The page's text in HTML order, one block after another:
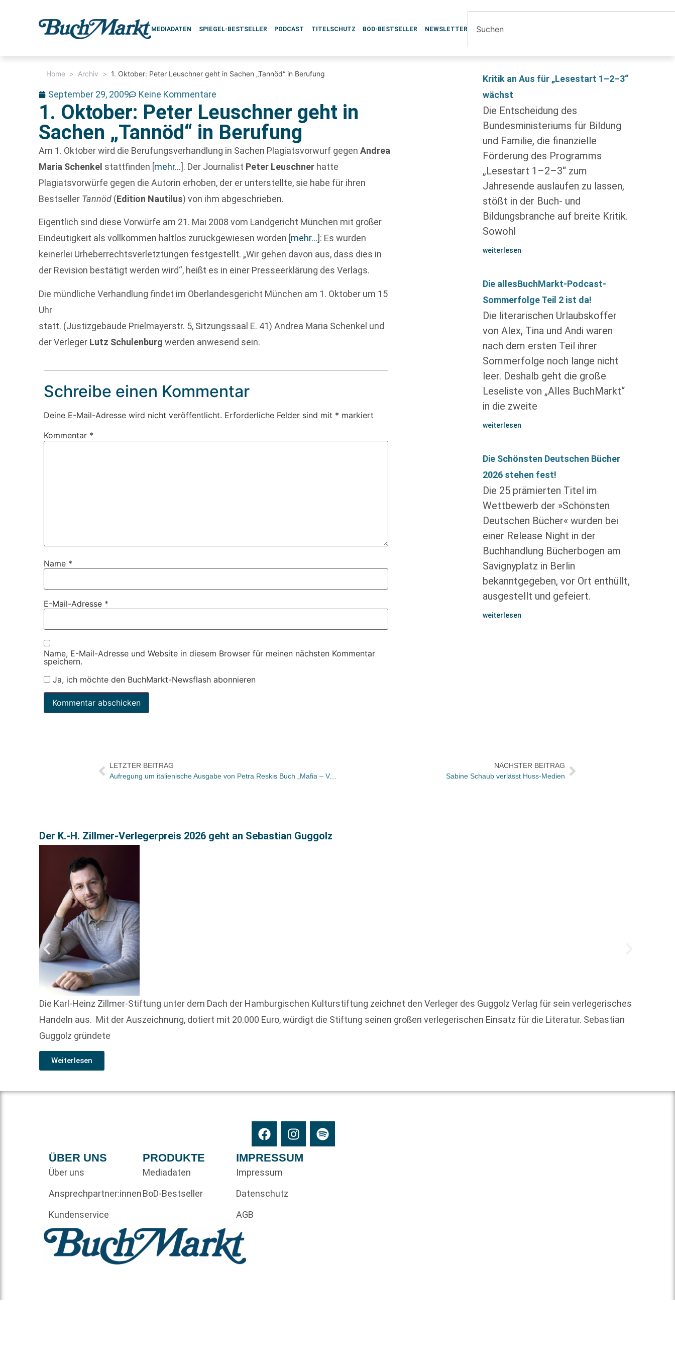
MEDIADATEN SPIEGEL-BESTSELLER PODCAST TITELSCHUTZ BOD-BESTSELLER NEWSLETTER
Home > Archiv > 1. Oktober: Peter Leuschner geht in Sachen „Tannöd“ in Berufung
September 29, 2009 Keine Kommentare
1. Oktober: Peter Leuschner geht in
Sachen „Tannöd“ in Berufung
Am 1. Oktober wird die Berufungsverhandlung in Sachen Plagiatsvorwurf gegenAndrea
Maria Schenkel stattfinden [mehr…]. Der Journalist Peter Leuschner hatte
Plagiatsvorwürfe gegen die Autorin erhoben, der er unterstellte, sie habe für ihren
Bestseller Tannöd (Edition Nautilus) von ihm abgeschrieben.
Eigentlich sind diese Vorwürfe am 21. Mai 2008 vom Landgericht München mit großer
Eindeutigkeit als vollkommen haltlos zurückgewiesen worden [mehr…]: Es wurden
keinerlei Urheberrechtsverletztungen festgestellt. „Wir gehen davon aus, dass dies in
der Revision bestätigt werden wird“, heißt es in einer Presseerklärung des Verlags.
Die mündliche Verhandlung findet im Oberlandesgericht München am 1. Oktober um 15
Uhr
statt. (Justizgebäude Prielmayerstr. 5, Sitzungssaal E. 41) Andrea Maria Schenkel und
der Verleger Lutz Schulenburgwerden anwesend sein.
Schreibe einen Kommentar
Deine E-Mail-Adresse wird nicht veröffentlicht. Erforderliche Felder sind mit * markiert
Kommentar *
Name *
E-Mail-Adresse *
Name, E-Mail-Adresse und Website in diesem Browser für meinen nächsten Kommentar
speichern.
Ja, ich möchte den BuchMarkt-Newsflash abonnieren
Kritik an Aus für „Lesestart 1–2–3“
wächst
Die Entscheidung des
Bundesministeriums für Bildung
und Familie, die finanzielle
Förderung des Programms
„Lesestart 1–2–3“ zum
Jahresende auslaufen zu lassen,
stößt in der Buch- und
Bildungsbranche auf breite Kritik.
Sowohl
weiterlesen
Die allesBuchMarkt-Podcast-
Sommerfolge Teil 2 ist da!
Die literarischen Urlaubskoffer
von Alex, Tina und Andi waren
nach dem ersten Teil ihrer
Sommerfolge noch lange nicht
leer. Deshalb geht die große
Leseliste von „Alles BuchMarkt“
in die zweite
weiterlesen
Die Schönsten Deutschen Bücher
2026 stehen fest!
Die 25 prämierten Titel im
Wettbewerb der »Schönsten
Deutschen Bücher« wurden bei
einer Release Night in der
Buchhandlung Bücherbogen am
Savignyplatz in Berlin
bekanntgegeben, vor Ort enthüllt,
ausgestellt und gefeiert.
weiterlesen
LETZTER BEITRAG
Aufregung um italienische Ausgabe von Petra Reskis Buch „Mafia – Von Paten, Pizzerien und falschen Priestern“
NÄCHSTER BEITRAG
Sabine Schaub verlässt Huss-Medien
Der K.-H. Zillmer-Verlegerpreis 2026 geht an Sebastian Guggolz
Die Karl-Heinz Zillmer-Stiftung unter dem Dach der Hamburgischen Kulturstiftung zeichnet den Verleger des Guggolz Verlag für sein verlegerisches
Handeln aus. Mit der Auszeichnung, dotiert mit 20.000 Euro, würdigt die Stiftung seinen großen verlegerischen Einsatz für die Literatur. Sebastian
Guggolz gründete
Weiterlesen
ÜBER UNS
Über uns
Ansprechpartner:innen
Kundenservice
PRODUKTE
Mediadaten
BoD-Bestseller
IMPRESSUM
Impressum
Datenschutz
AGB